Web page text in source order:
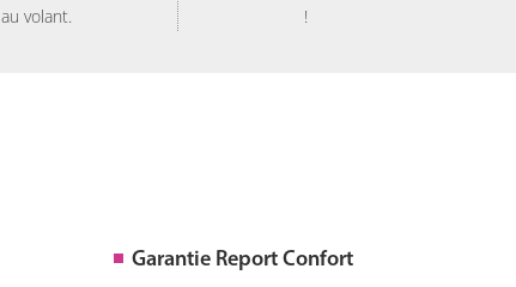
au volant.
!
Garantie Report Confort